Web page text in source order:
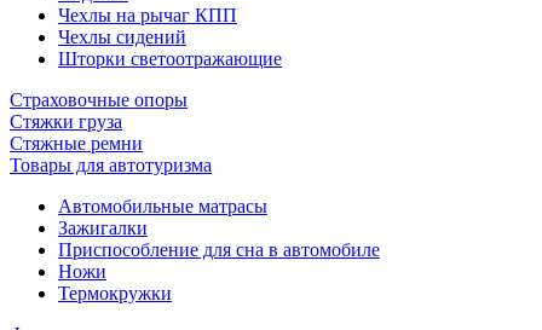
Чехлы на рычаг КПП
Чехлы сидений
Шторки светоотражающие
Страховочные опоры
Стяжки груза
Стяжные ремни
Товары для автотуризма
Автомобильные матрасы
Зажигалки
Приспособление для сна в автомобиле
Ножи
Термокружки